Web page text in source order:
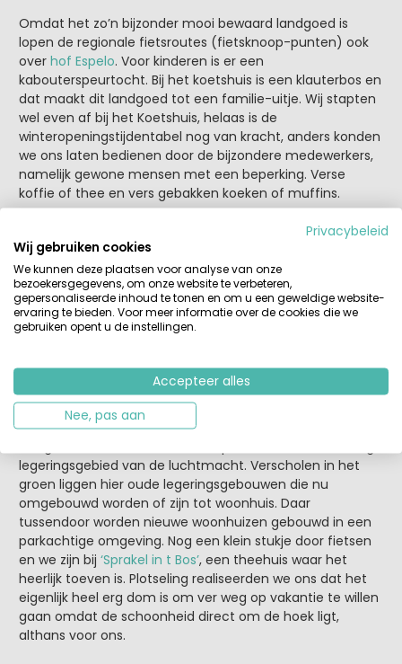
Omdat het zo’n bijzonder mooi bewaard landgoed is
lopen de regionale fietsroutes (fietsknoop-punten) ook
over hof Espelo. Voor kinderen is er een
kabouterspeurtocht. Bij het koetshuis is een klauterbos en
dat maakt dit landgoed tot een familie-uitje. Wij stapten
wel even af bij het Koetshuis, helaas is de
winteropeningstijdentabel nog van kracht, anders konden
we ons laten bedienen door de bijzondere medewerkers,
namelijk gewone mensen met een beperking. Verse
koffie of thee en vers gebakken koeken of muffins.
Met een klein stukje provinciale weg onder de trappers
legeringsgebied van de luchtmacht. Verscholen in het
groen liggen hier oude legeringsgebouwen die nu
omgebouwd worden of zijn tot woonhuis. Daar
tussendoor worden nieuwe woonhuizen gebouwd in een
parkachtige omgeving. Nog een klein stukje door fietsen
en we zijn bij ‘Sprakel in t Bos’, een theehuis waar het
heerlijk toeven is. Plotseling realiseerden we ons dat het
eigenlijk heel erg dom is om ver weg op vakantie te willen
gaan omdat de schoonheid direct om de hoek ligt,
althans voor ons.
Privacybeleid
Wij gebruiken cookies
We kunnen deze plaatsen voor analyse van onze
bezoekersgegevens, om onze website te verbeteren,
gepersonaliseerde inhoud te tonen en om u een geweldige website-
ervaring te bieden. Voor meer informatie over de cookies die we
gebruiken opent u de instellingen.
Accepteer alles
Nee, pas aan